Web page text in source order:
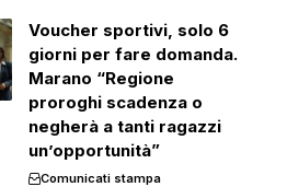
Voucher sportivi, solo 6
giorni per fare domanda.
Marano “Regione
proroghi scadenza o
negherà a tanti ragazzi
un’opportunità”
Comunicati stampa